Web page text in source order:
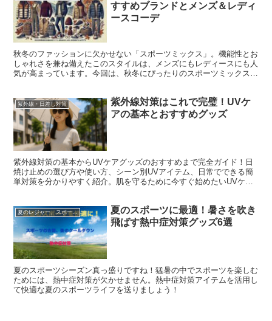
すすめブランドとメンズ＆レディ
ースコーデ
秋冬のファッションに欠かせない「スポーツミックス」。機能性とお
しゃれさを兼ね備えたこのスタイルは、メンズにもレディースにも人
気が高まっています。今回は、秋冬にぴったりのスポーツミックスス
紫外線・日差し対策
紫外線対策はこれで完璧！UVケ
アの基本とおすすめグッズ
紫外線対策の基本からUVケアグッズのおすすめまで完全ガイド！日
焼け止めの選び方や使い方、シーン別UVアイテム、日常でできる簡
単対策を分かりやすく紹介。肌を守るために今すぐ始めたいUVケア
夏のレジャー、スポーツを快適に
夏のスポーツに最適！暑さを吹き
飛ばす熱中症対策グッズ6選
夏のスポーツシーズン真っ盛りですね！猛暑の中でスポーツを楽しむ
ためには、熱中症対策が欠かせません。熱中症対策アイテムを活用し
て快適な夏のスポーツライフを送りましょう！